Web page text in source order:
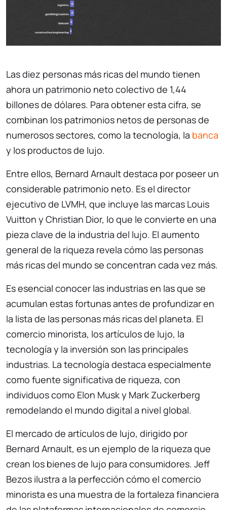
Las diez personas más ricas del mundo tienen
ahora un patrimonio neto colectivo de 1,44
billones de dólares. Para obtener esta cifra, se
combinan los patrimonios netos de personas de
numerosos sectores, como la tecnología, la banca
y los productos de lujo.
Entre ellos, Bernard Arnault destaca por poseer un
considerable patrimonio neto. Es el director
ejecutivo de LVMH, que incluye las marcas Louis
Vuitton y Christian Dior, lo que le convierte en una
pieza clave de la industria del lujo. El aumento
general de la riqueza revela cómo las personas
más ricas del mundo se concentran cada vez más.
Es esencial conocer las industrias en las que se
acumulan estas fortunas antes de profundizar en
la lista de las personas más ricas del planeta. El
comercio minorista, los artículos de lujo, la
tecnología y la inversión son las principales
industrias. La tecnología destaca especialmente
como fuente significativa de riqueza, con
individuos como Elon Musk y Mark Zuckerberg
remodelando el mundo digital a nivel global.
El mercado de artículos de lujo, dirigido por
Bernard Arnault, es un ejemplo de la riqueza que
crean los bienes de lujo para consumidores. Jeff
Bezos ilustra a la perfección cómo el comercio
minorista es una muestra de la fortaleza financiera